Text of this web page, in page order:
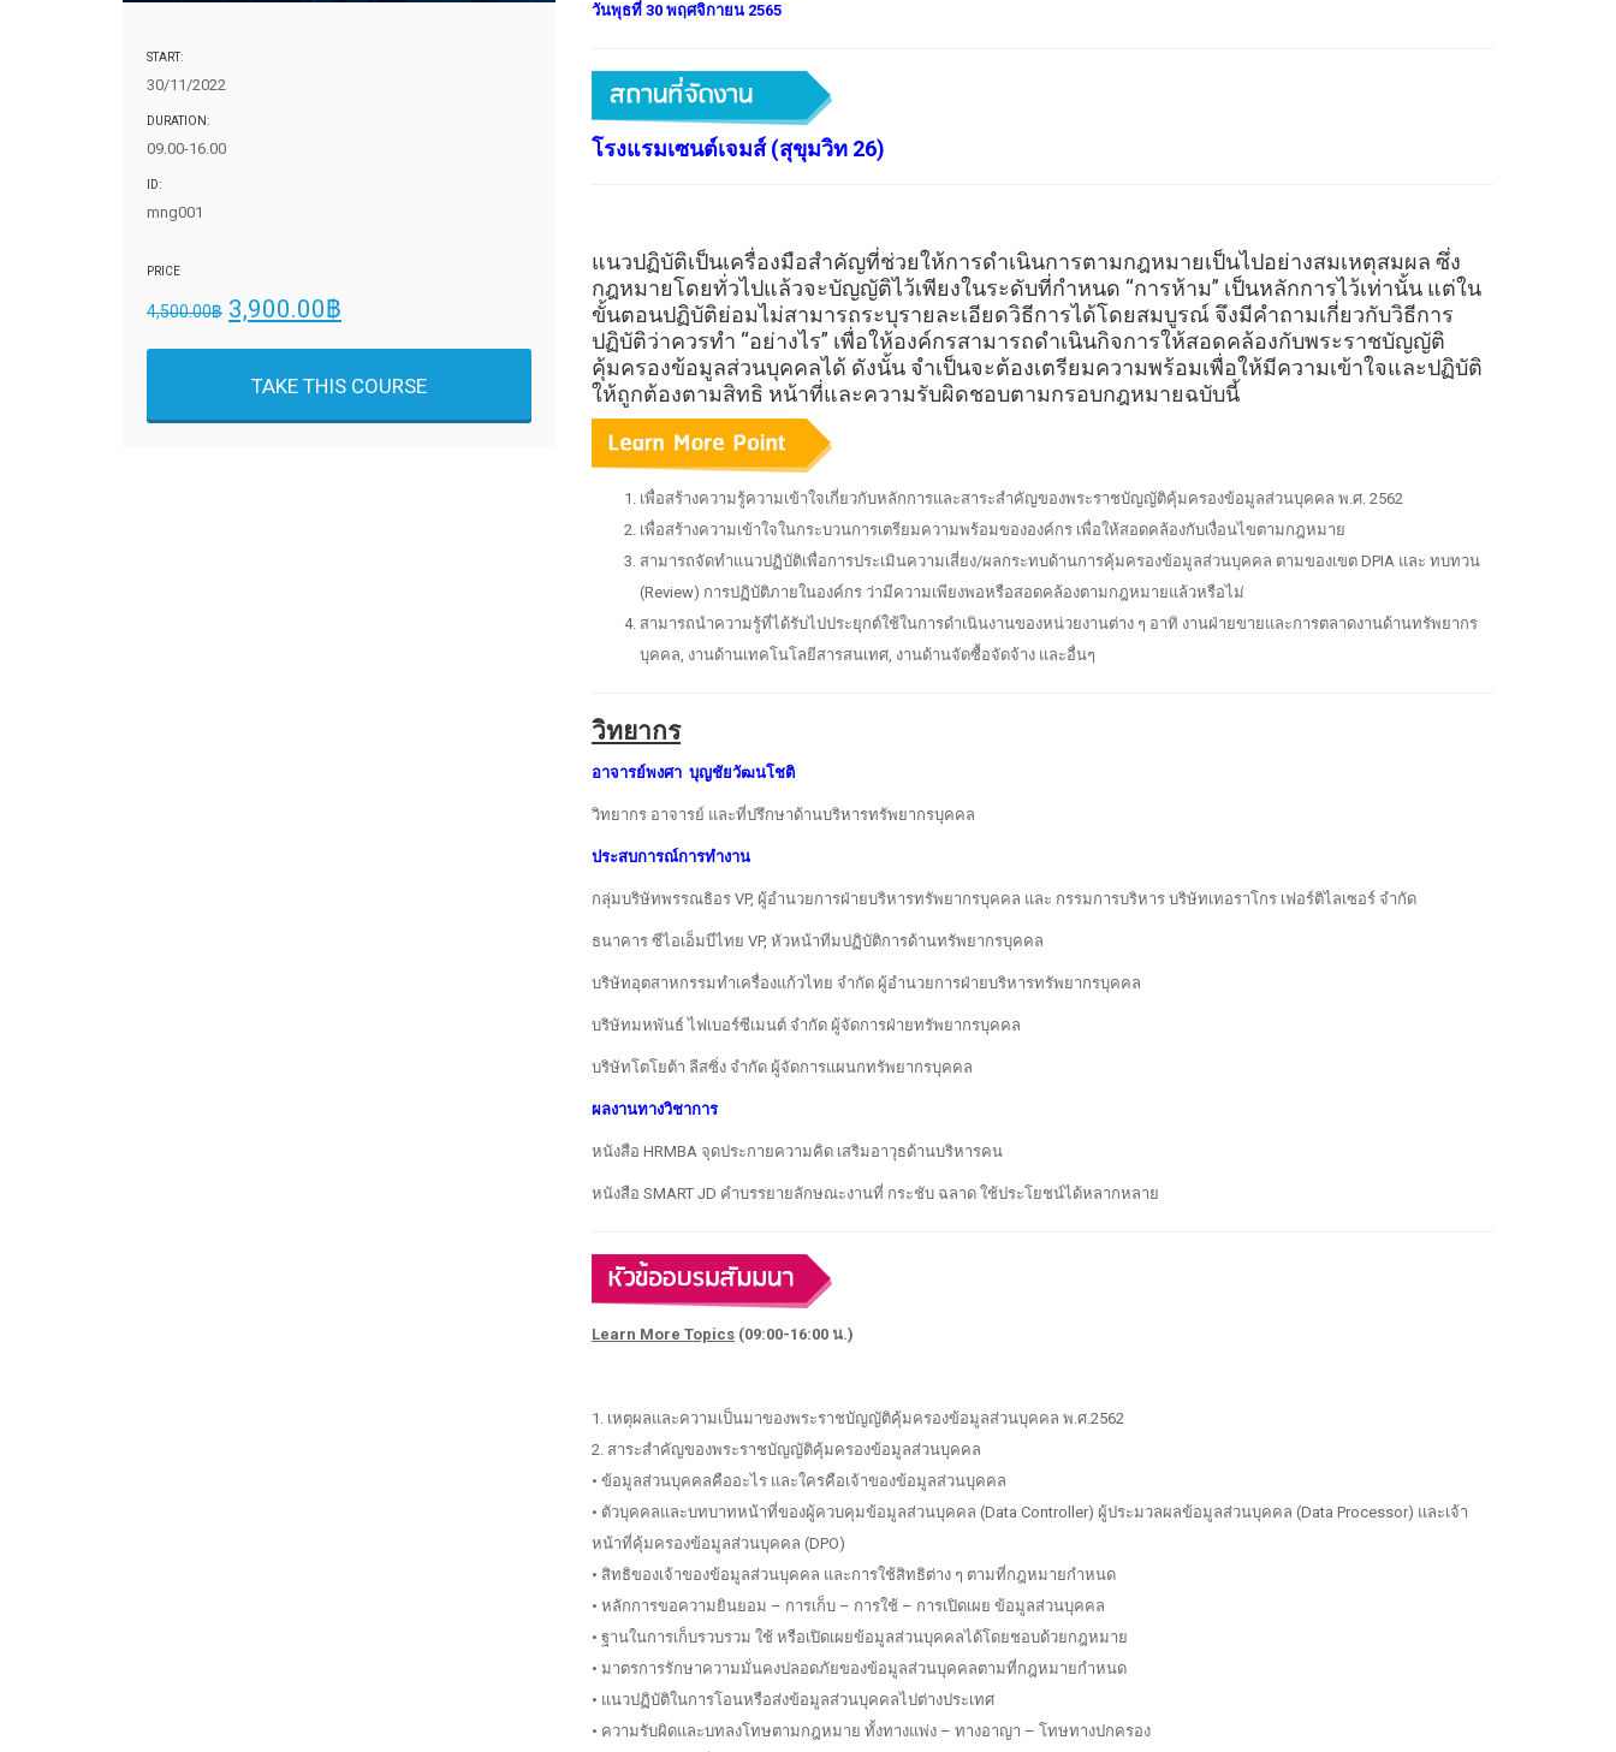
START:
30/11/2022
DURATION:
09.00-16.00
ID:
mng001
PRICE
4,500.00฿ 3,900.00฿
TAKE THIS COURSE
วันพุธที่ 30 พฤศจิกายน 2565
โรงแรมเซนต์เจมส์ (สุขุมวิท 26)
แนวปฏิบัติเป็นเครื่องมือสำคัญที่ช่วยให้การดำเนินการตามกฎหมายเป็นไปอย่างสมเหตุสมผล ซึ่ง
กฎหมายโดยทั่วไปแล้วจะบัญญัติไว้เพียงในระดับที่กำหนด “การห้าม” เป็นหลักการไว้เท่านั้น แต่ใน
ขั้นตอนปฏิบัติย่อมไม่สามารถระบุรายละเอียดวิธีการได้โดยสมบูรณ์ จึงมีคำถามเกี่ยวกับวิธีการ
ปฏิบัติว่าควรทำ “อย่างไร” เพื่อให้องค์กรสามารถดำเนินกิจการให้สอดคล้องกับพระราชบัญญัติ
คุ้มครองข้อมูลส่วนบุคคลได้ ดังนั้น จำเป็นจะต้องเตรียมความพร้อมเพื่อให้มีความเข้าใจและปฏิบัติ
ให้ถูกต้องตามสิทธิ หน้าที่และความรับผิดชอบตามกรอบกฎหมายฉบับนี้
เพื่อสร้างความรู้ความเข้าใจเกี่ยวกับหลักการและสาระสำคัญของพระราชบัญญัติคุ้มครองข้อมูลส่วนบุคคล พ.ศ. 2562
เพื่อสร้างความเข้าใจในกระบวนการเตรียมความพร้อมขององค์กร เพื่อให้สอดคล้องกับเงื่อนไขตามกฎหมาย
สามารถจัดทำแนวปฏิบัติเพื่อการประเมินความเสี่ยง/ผลกระทบด้านการคุ้มครองข้อมูลส่วนบุคคล ตามของเขต DPIA และ ทบทวน
(Review) การปฏิบัติภายในองค์กร ว่ามีความเพียงพอหรือสอดคล้องตามกฎหมายแล้วหรือไม่
สามารถนำความรู้ที่ได้รับไปประยุกต์ใช้ในการดำเนินงานของหน่วยงานต่าง ๆ อาทิ งานฝ่ายขายและการตลาดงานด้านทรัพยากร
บุคคล, งานด้านเทคโนโลยีสารสนเทศ, งานด้านจัดซื้อจัดจ้าง และอื่นๆ
วิทยากร
อาจารย์พงศา บุญชัยวัฒนโชติ
วิทยากร อาจารย์ และที่ปรึกษาด้านบริหารทรัพยากรบุคคล
ประสบการณ์การทำงาน
กลุ่มบริษัทพรรณธิอร VP, ผู้อำนวยการฝ่ายบริหารทรัพยากรบุคคล และ กรรมการบริหาร บริษัทเทอราโกร เฟอร์ติไลเซอร์ จำกัด
ธนาคาร ซีไอเอ็มบีไทย VP, หัวหน้าทีมปฏิบัติการด้านทรัพยากรบุคคล
บริษัทอุตสาหกรรมทำเครื่องแก้วไทย จำกัด ผู้อำนวยการฝ่ายบริหารทรัพยากรบุคคล
บริษัทมหพันธ์ ไฟเบอร์ซีเมนต์ จำกัด ผู้จัดการฝ่ายทรัพยากรบุคคล
บริษัทโตโยต้า ลีสซิ่ง จำกัด ผู้จัดการแผนกทรัพยากรบุคคล
ผลงานทางวิชาการ
หนังสือ HRMBA จุดประกายความคิด เสริมอาวุธด้านบริหารคน
หนังสือ SMART JD คำบรรยายลักษณะงานที่ กระชับ ฉลาด ใช้ประโยชน์ได้หลากหลาย
Learn More Topics (09:00-16:00 น.)
1. เหตุผลและความเป็นมาของพระราชบัญญัติคุ้มครองข้อมูลส่วนบุคคล พ.ศ.2562
2. สาระสำคัญของพระราชบัญญัติคุ้มครองข้อมูลส่วนบุคคล
• ข้อมูลส่วนบุคคลคืออะไร และใครคือเจ้าของข้อมูลส่วนบุคคล
• ตัวบุคคลและบทบาทหน้าที่ของผู้ควบคุมข้อมูลส่วนบุคคล (Data Controller) ผู้ประมวลผลข้อมูลส่วนบุคคล (Data Processor) และเจ้า
หน้าที่คุ้มครองข้อมูลส่วนบุคคล (DPO)
• สิทธิของเจ้าของข้อมูลส่วนบุคคล และการใช้สิทธิต่าง ๆ ตามที่กฎหมายกำหนด
• หลักการขอความยินยอม – การเก็บ – การใช้ – การเปิดเผย ข้อมูลส่วนบุคคล
• ฐานในการเก็บรวบรวม ใช้ หรือเปิดเผยข้อมูลส่วนบุคคลได้โดยชอบด้วยกฎหมาย
• มาตรการรักษาความมั่นคงปลอดภัยของข้อมูลส่วนบุคคลตามที่กฎหมายกำหนด
• แนวปฏิบัติในการโอนหรือส่งข้อมูลส่วนบุคคลไปต่างประเทศ
• ความรับผิดและบทลงโทษตามกฎหมาย ทั้งทางแพ่ง – ทางอาญา – โทษทางปกครอง